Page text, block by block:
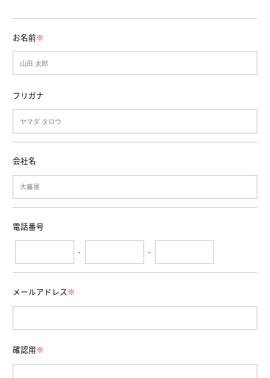
お名前※
フリガナ
会社名
電話番号
- -
メールアドレス ※
確認用※